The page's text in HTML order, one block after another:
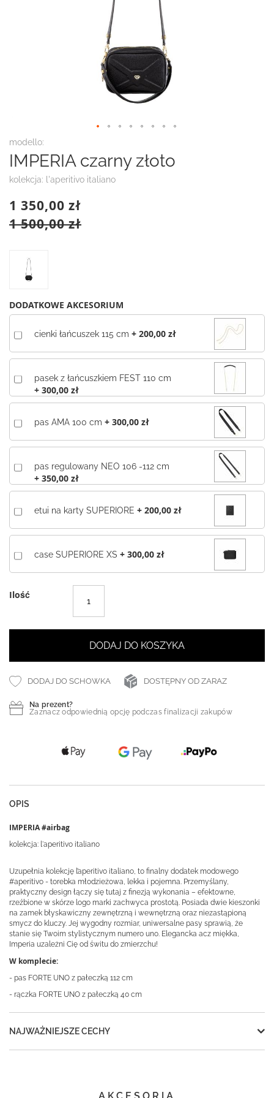
modello:
IMPERIA czarny złoto
kolekcja: l'aperitivo italiano
1 350,00 zł
1 500,00 zł
DODATKOWE AKCESORIUM
cienki łańcuszek 115 cm + 200,00 zł
pasek z łańcuszkiem FEST 110 cm
+ 300,00 zł
pas AMA 100 cm + 300,00 zł
pas regulowany NEO 106 -112 cm
+ 350,00 zł
etui na karty SUPERIORE + 200,00 zł
case SUPERIORE XS + 300,00 zł
Ilość
DODAJ DO KOSZYKA
DODAJ DO SCHOWKA DOSTĘPNY OD ZARAZ
Na prezent?
Zaznacz odpowiednią opcję podczas finalizacji zakupów
OPIS
IMPERIA #airbag
kolekcja: l'aperitivo italiano
Uzupełnia kolekcję l’aperitivo italiano, to finalny dodatek modowego
#aperitivo - torebka młodzieżowa, lekka i pojemna. Przemyślany,
praktyczny design łączy się tutaj z finezją wykonania – efektowne,
rzeźbione w skórze logo marki zachwyca prostotą. Posiada dwie kieszonki
na zamek błyskawiczny zewnętrzną i wewnętrzną oraz niezastąpioną
smycz do kluczy. Jej wygodny rozmiar, uniwersalne pasy sprawią, że
stanie się Twoim stylistycznym numero uno. Elegancka acz miękka,
Imperia uzależni Cię od świtu do zmierzchu!
W komplecie:
- pas FORTE UNO z pałeczką 112 cm
- rączka FORTE UNO z pałeczką 40 cm
NAJWAŻNIEJSZE CECHY
Przejdź
na
początek
galerii